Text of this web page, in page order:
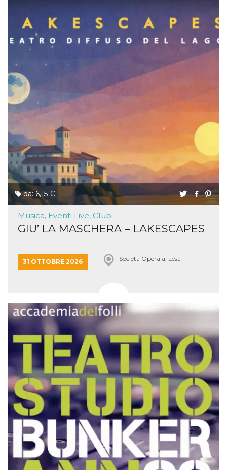
da: 6,15 €
Musica, Eventi Live, Club
GIU’ LA MASCHERA – LAKESCAPES
31 OTTOBRE 2026 Società Operaia, Lesa